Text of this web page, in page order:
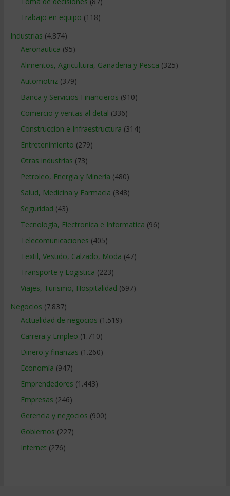
Trabajo en equipo (118)
Industrias (4.874)
Aeronautica (95)
Alimentos, Agricultura, Ganaderia y Pesca (325)
Automotriz(379)
Banca y Servicios Financieros (910)
Comercio y ventas al detal (336)
Construccion e Infraestructura (314)
Entretenimiento (279)
Otras industrias (73)
Petroleo, Energia y Mineria (480)
Salud, Medicina y Farmacia (348)
Seguridad (43)
Tecnologia, Electronica e Informatica (96)
Telecomunicaciones (405)
Textil, Vestido, Calzado, Moda (47)
Transporte y Logistica (223)
Viajes, Turismo, Hospitalidad (697)
Negocios (7.837)
Actualidad de negocios (1.519)
Carrera y Empleo (1.710)
Dinero y finanzas (1.260)
Economía (947)
Emprendedores (1.443)
Empresas (246)
Gerencia y negocios (900)
Gobiernos (227)
Internet (276)